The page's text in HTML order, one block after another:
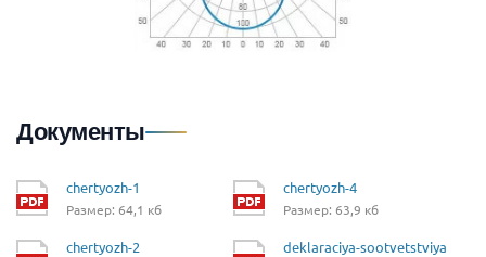
Документы
chertyozh-1
Размер: 64,1 кб
chertyozh-2
chertyozh-4
Размер: 63,9 кб
deklaraciya-sootvetstviya